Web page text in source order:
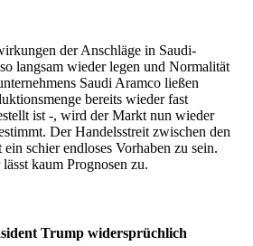
der Anschläge in Saudi-
langsam wieder legen und Normalität
Saudi Aramco ließen
bereits wieder fast
ist -, wird der Markt nun wieder
Der Handelsstreit zwischen den
schier endloses Vorhaben zu sein.
kaum Prognosen zu.
Trump widersprüchlich